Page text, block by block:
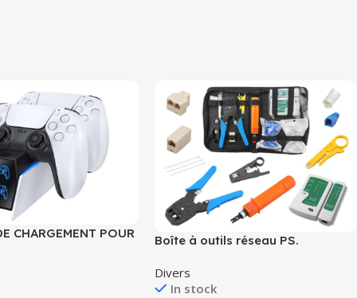
CHARGEMENT POUR
Boîte à outils réseau PS.
Divers
In stock